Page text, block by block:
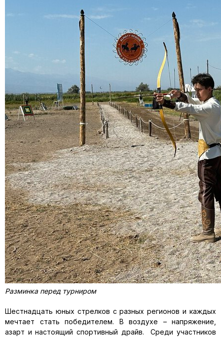
Разминка перед турниром
Шестнадцать юных стрелков с разных регионов и каждых
мечтает стать победителем. В воздухе –напряжение,
азарт и настоящий спортивный драйв.
Среди участников